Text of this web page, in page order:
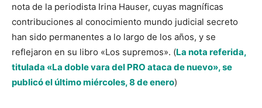
nota de la periodista Irina Hauser, cuyas magníficas
contribuciones al conocimiento mundo judicial secreto
han sido permanentes a lo largo de los años, y se
reflejaron en su libro «Los supremos». (La nota referida,
titulada «La doble vara del PRO ataca de nuevo», se
publicó el último miércoles, 8 de enero)